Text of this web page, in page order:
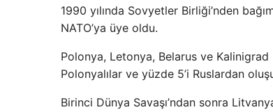
1990 yılında Sovyetler Birliği’nden
NATO’ya üye oldu.
Polonya, Letonya, Belarus ve Kalinigrad
Polonyalılar ve yüzde 5’i Ruslardan
Birinci Dünya Savaşı’ndan sonra